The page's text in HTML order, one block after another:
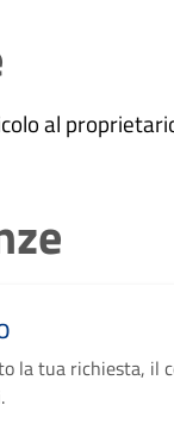
al
la tua richiesta, il